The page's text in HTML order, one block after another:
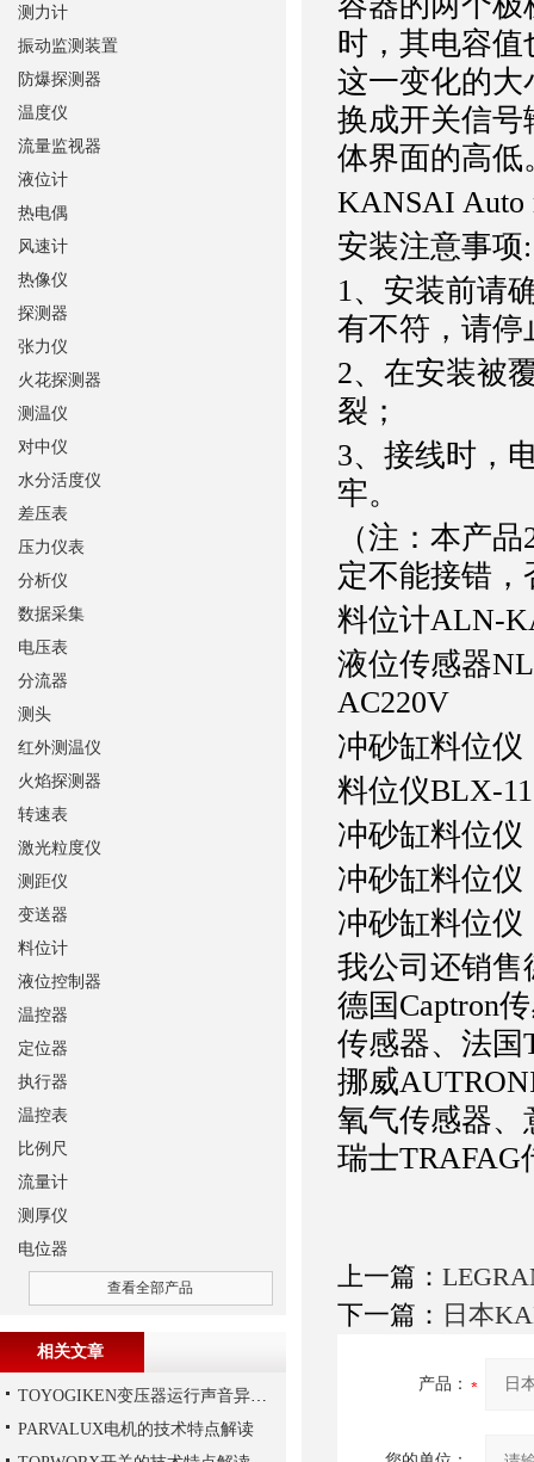
时，其电容
这一变化的大
换成开关信号
体界面的高低
KANSAI Auto
安装注意事项:
1、安装前请
有不符，请停
2、在安装被
裂；
3、接线时，
牢。
（注：本产
定不能接错
料位计ALN-
液位传感器
AC220V
冲砂缸料位仪
料位仪BLX-
冲砂缸料位仪
冲砂缸料位仪
冲砂缸料位仪
我公司还销售
德国Captron
传感器、法国
挪威
氧气传感器、
瑞士TRAFAG
上一篇：
下一篇： 日本
产品：
测力计
振动监测装置
防爆探测器
温度仪
流量监视器
液位计
热电偶
风速计
热像仪
探测器
张力仪
火花探测器
测温仪
对中仪
水分活度仪
差压表
压力仪表
分析仪
数据采集
电压表
分流器
测头
红外测温仪
火焰探测器
转速表
激光粒度仪
测距仪
变送器
料位计
液位控制器
温控器
定位器
执行器
温控表
比例尺
流量计
测厚仪
电位器
查看全部产品
相关文章
TOYOGIKEN变压器运行声音异常的判断方法
PARVALUX电机的技术特点解读